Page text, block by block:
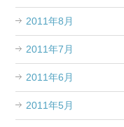
2011年8月
2011年7月
2011年6月
2011年5月